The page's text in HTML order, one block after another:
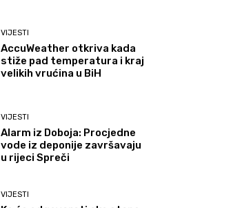
VIJESTI
AccuWeather otkriva kada
stiže pad temperatura i kraj
velikih vrućina u BiH
VIJESTI
Alarm iz Doboja: Procjedne
vode iz deponije završavaju
u rijeci Spreči
VIJESTI